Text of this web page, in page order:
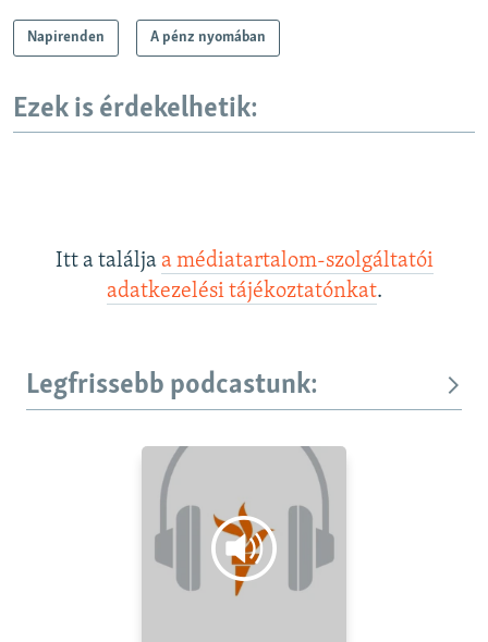
Napirenden A pénz nyomában
Ezek is érdekelhetik:
Itt a találja a médiatartalom-szolgáltatói
adatkezelési tájékoztatónkat.
Legfrissebb podcastunk: